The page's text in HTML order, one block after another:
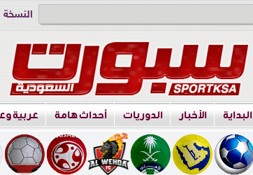
النسخة
البداية الأخبار الدوريات أحداث هامة عربية